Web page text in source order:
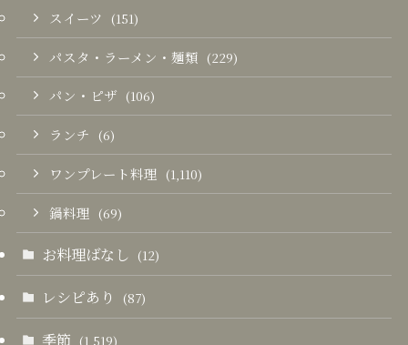
スイーツ (151)
パスタ・ラーメン・麺類 (229)
パン・ピザ (106)
ランチ (6)
ワンプレート料理 (1,110)
鍋料理 (69)
お料理ばなし (12)
レシピあり (87)
季節 (1,519)